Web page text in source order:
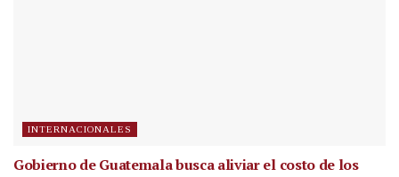
INTERNACIONALES
Gobierno de Guatemala busca aliviar el costo de los